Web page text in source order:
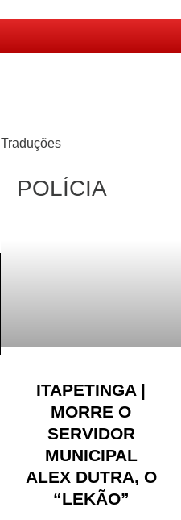
Traduções
POLÍCIA
ITAPETINGA |
MORRE O
SERVIDOR
MUNICIPAL
ALEX DUTRA, O
“LEKÃO”